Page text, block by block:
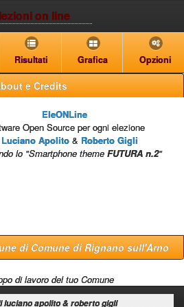
on line
Risultati Grafica Opzioni
e Credits
EleONLine
Open Source per ogni elezione
Luciano Apolito& Roberto Gigli
lo "Smartphone theme FUTURA n.2"
di Comune di Rignano sull'Arno
di lavoro del tuo Comune
luciano apolito & roberto gigli